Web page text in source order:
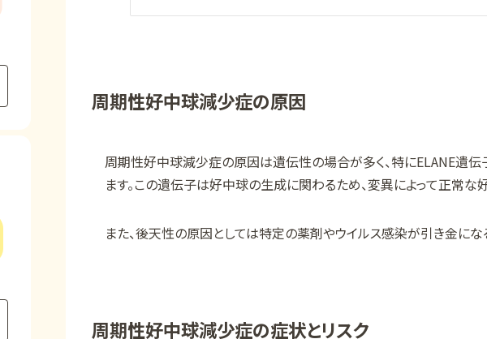
周期性好中球減少症の原因
周期性好中球減少症の原因は遺伝性の場合が多く、特にELANE遺
ます。この遺伝子は好中球の生成に関わるため、変異によって正常な
また、後天性の原因としては特定の薬剤やウイルス感染が引き金にな
周期性好中球減少症の症状とリスク